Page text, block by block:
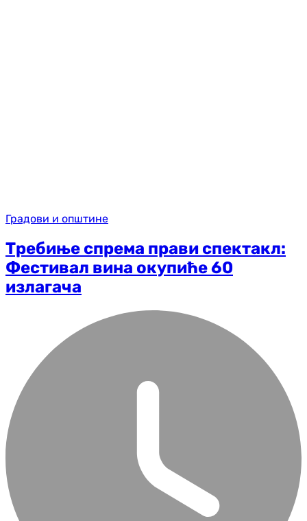
Градови и општине
Требиње спрема прави спектакл:
Фестивал вина окупиће 60
излагача